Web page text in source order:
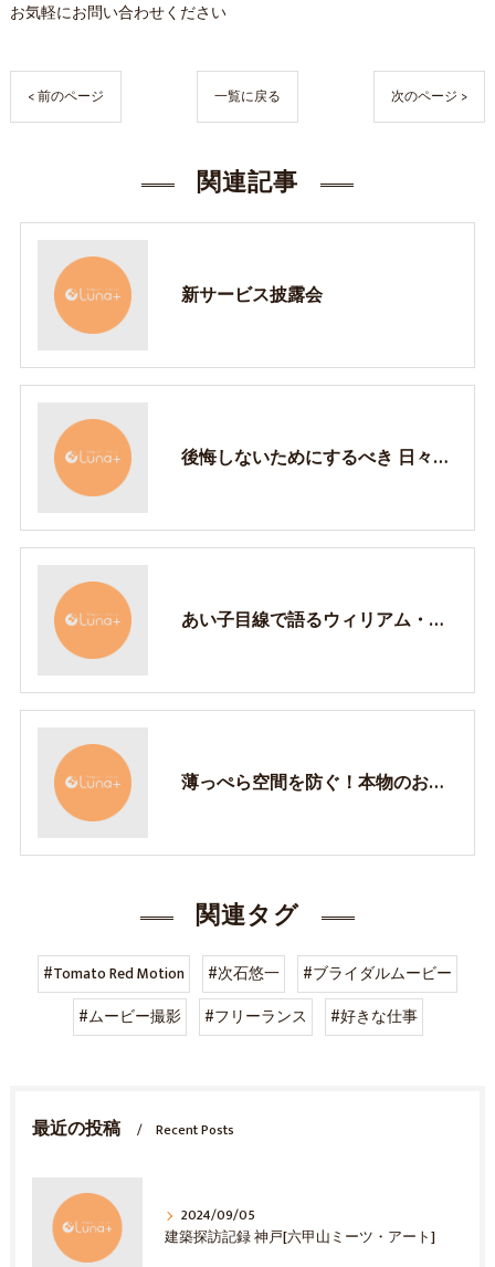
お気軽にお問い合わせください
< 前のページ 一覧に戻る 次のページ >
関連記事
新サービス披露会
後悔しないためにするべき 日々の行動、考え方について
あい子目線で語るウィリアム・モリスのデザイン
薄っぺら空間を防ぐ！本物のお家づくり
関連タグ
#Tomato Red Motion #次石悠一
#ブライダルムービー
#ムービー撮影
#フリーランス #好きな仕事
最近の投稿 Recent Posts
2024/09/05
建築探訪記録 神戸[六甲山ミーツ・アート]